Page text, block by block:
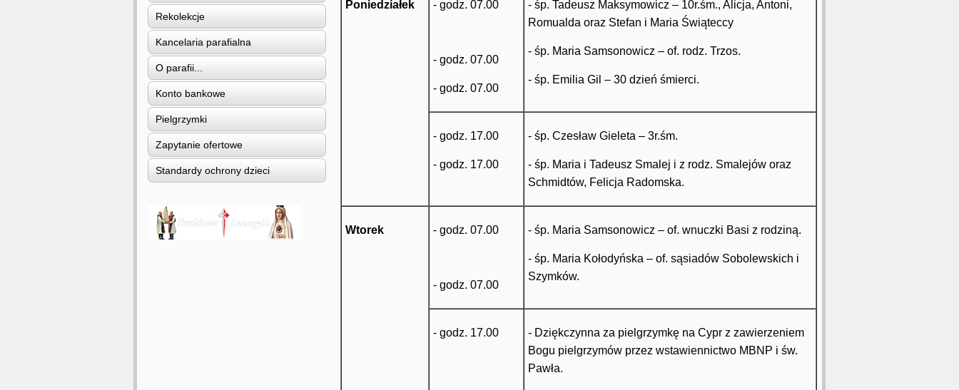
Rekolekcje
Kancelaria parafialna
O parafii...
Konto bankowe
Pielgrzymki
Zapytanie ofertowe
Standardy ochrony dzieci
Poniedziałek - godz. 07.00
- godz. 07.00
- godz. 07.00
- śp. Tadeusz Maksymowicz – 10r.śm., Alicja, Antoni,
Romualda oraz Stefan i Maria Świąteccy
- śp. Maria Samsonowicz – of. rodz. Trzos.
- śp. Emilia Gil – 30 dzień śmierci.
- godz. 17.00
- godz. 17.00
- śp. Czesław Gieleta – 3r.śm.
- śp. Maria i Tadeusz Smalej i z rodz. Smalejów oraz
Schmidtów, Felicja Radomska.
Wtorek - godz. 07.00
- godz. 07.00
- śp. Maria Samsonowicz – of. wnuczki Basi z rodziną.
- śp. Maria Kołodyńska – of. sąsiadów Sobolewskich i
Szymków.
- godz. 17.00
- Dziękczynna za pielgrzymkę na Cypr z zawierzeniem
Bogu pielgrzymów przez wstawiennictwo MBNP i św.
Pawła.